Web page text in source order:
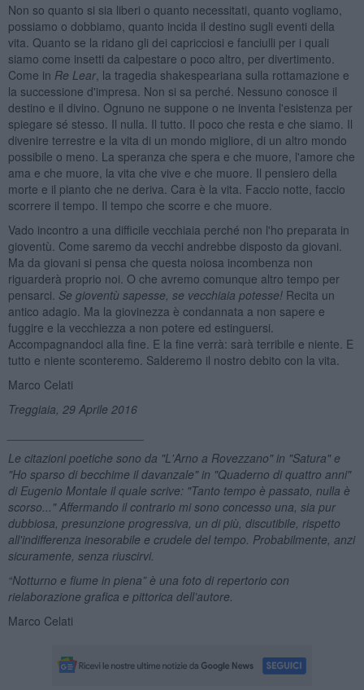
Non so quanto si sia liberi o quanto necessitati, quanto vogliamo,
possiamo o dobbiamo, quanto incida il destino sugli eventi della
vita. Quanto se la ridano gli dei capricciosi e fanciulli per i quali
siamo come insetti da calpestare o poco altro, per divertimento.
Come in Re Lear, la tragedia shakespeariana sulla rottamazione e
la successione d'impresa. Non si sa perché. Nessuno conosce il
destino e il divino. Ognuno ne suppone o ne inventa l'esistenza per
spiegare sé stesso. Il nulla. Il tutto. Il poco che resta e che siamo. Il
divenire terrestre e la vita di un mondo migliore, di un altro mondo
possibile o meno. La speranza che spera e che muore, l'amore che
ama e che muore, la vita che vive e che muore. Il pensiero della
morte e il pianto che ne deriva. Cara è la vita. Faccio notte, faccio
scorrere il tempo. Il tempo che scorre e che muore.
Vado incontro a una difficile vecchiaia perché non l'ho preparata in
gioventù. Come saremo da vecchi andrebbe disposto da giovani.
Ma da giovani si pensa che questa noiosa incombenza non
riguarderà proprio noi. O che avremo comunque altro tempo per
pensarci. Se gioventù sapesse, se vecchiaia potesse!Recita un
antico adagio. Ma la giovinezza è condannata a non sapere e
fuggire e la vecchiezza a non potere ed estinguersi.
Accompagnandoci alla fine. E la fine verrà: sarà terribile e niente. E
tutto e niente sconteremo. Salderemo il nostro debito con la vita.
Marco Celati
Treggiaia, 29 Aprile 2016
Le citazioni poetiche sono da "L'Arno a Rovezzano" in "Satura" e
"Ho sparso di becchime il davanzale" in "Quaderno di quattro anni"
di Eugenio Montale il quale scrive: "Tanto tempo è passato, nulla è
scorso..." Affermando il contrario mi sono concesso una, sia pur
dubbiosa, presunzione progressiva, un di più, discutibile, rispetto
all'indifferenza inesorabile e crudele del tempo. Probabilmente, anzi
sicuramente, senza riuscirvi.
“Notturno e fiume in piena” è una foto di repertorio con
rielaborazione grafica e pittorica dell’autore.
Marco Celati